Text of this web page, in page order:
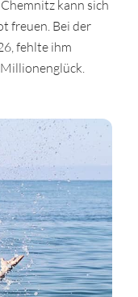
kann sich
freuen. Bei der
fehlte ihm